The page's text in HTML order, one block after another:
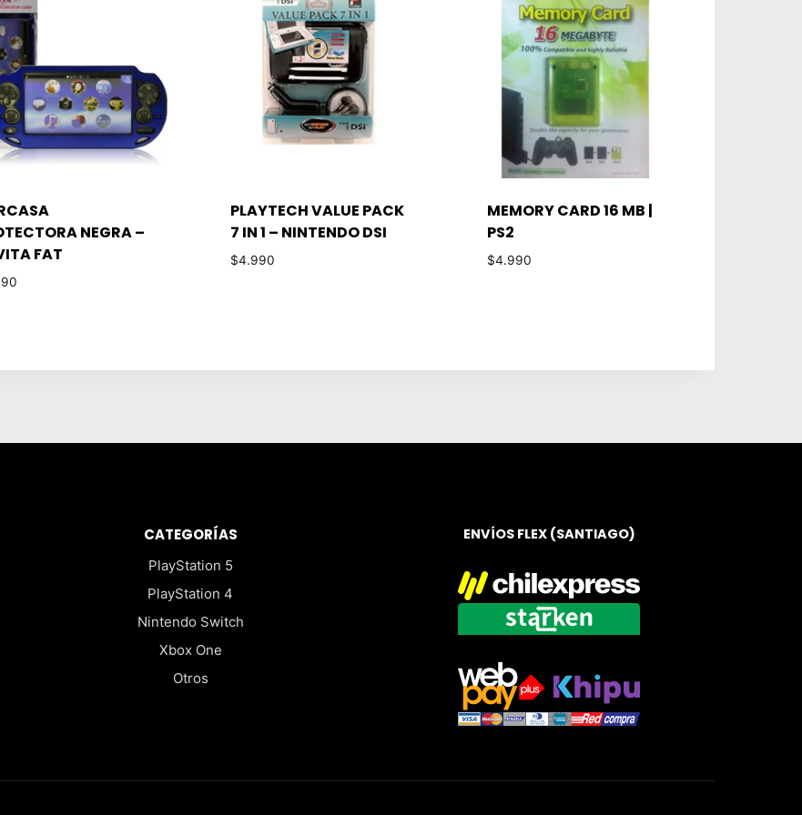
NEGRA –
FAT
PLAYTECH VALUE PACK
7 IN 1 – NINTENDO DSI
$4.990
MEMORY CARD 16 MB |
PS2
$4.990
CATEGORÍAS
PlayStation 5
PlayStation 4
Nintendo Switch
Xbox One
Otros
ENVÍOS FLEX (SANTIAGO)